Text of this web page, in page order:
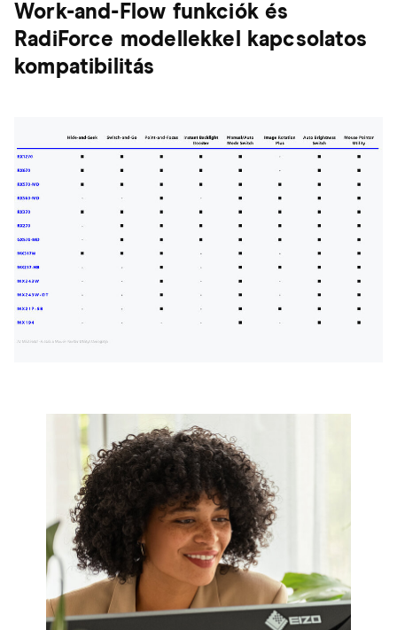
Work-and-Flow funkciók és
RadiForce modellekkel kapcsolatos
kompatibilitás